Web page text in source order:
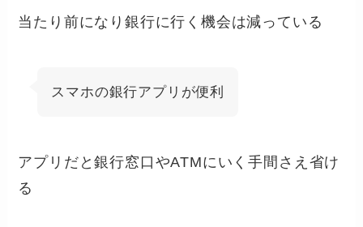
当たり前になり銀行に行く機会は減っている
スマホの銀行アプリが便利
アプリだと銀行窓口やATMにいく手間さえ省け
る